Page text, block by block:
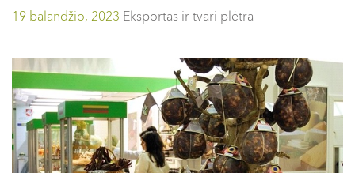
19 balandžio, 2023 Eksportas ir tvari plėtra